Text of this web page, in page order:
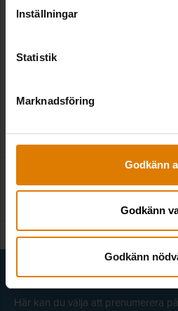
Inställningar
Statistik
Marknadsföring
Godkänn
Godkänn
Godkänn
Björn arbetar med
energi­omställning och
europeisk och nationell nivå.
Holgersson, Pris­dialogen och
Få senaste nytt
Här kan du välja att prenumerera